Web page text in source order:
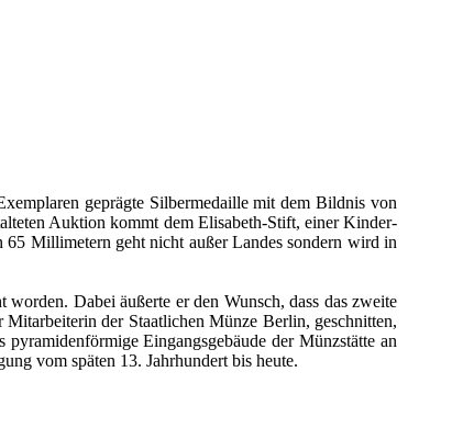
geprägte Silbermedaille mit dem Bildnis von
Auktion kommt dem Elisabeth-Stift, einer Kinder-
Millimetern geht nicht außer Landes sondern wird in
Dabei äußerte er den Wunsch, dass das zweite
der Staatlichen Münze Berlin, geschnitten,
Eingangsgebäude der Münzstätte an
vom späten 13. Jahrhundert bis heute.